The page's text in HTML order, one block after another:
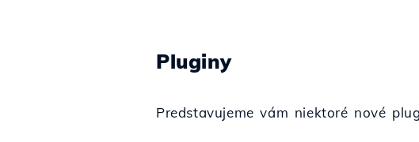
Pluginy
Predstavujeme vám niektoré nové